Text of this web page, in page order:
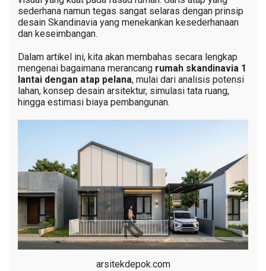
sederhana namun tegas sangat selaras dengan prinsip
desain Skandinavia yang menekankan kesederhanaan
dan keseimbangan.
Dalam artikel ini, kita akan membahas secara lengkap
mengenai bagaimana merancang rumah skandinavia 1
lantai dengan atap pelana, mulai dari analisis potensi
lahan, konsep desain arsitektur, simulasi tata ruang,
hingga estimasi biaya pembangunan.
arsitekdepok.com